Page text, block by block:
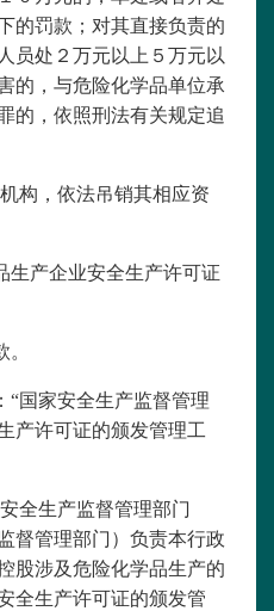
的罚款；对其直接负责的
员处２万元以上５万元以
的，与危险化学品单位承
的，依照刑法有关规定追
构，依法吊销其相应资
生产企业安全生产许可证
“国家安全生产监督管理
产许可证的颁发管理工
全生产监督管理部门
督管理部门）负责本行政
股涉及危险化学品生产的
全生产许可证的颁发管